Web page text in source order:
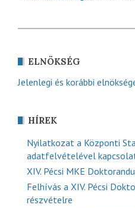
ELNÖKSÉG
Jelenlegi és korábbi
HÍREK
Nyilatkozat a Központi
adatfelvételével
XIV. Pécsi MKE
Felhívás a XIV. Pécsi
részvételre